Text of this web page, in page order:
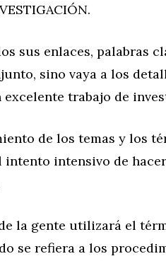
sus enlaces, palabras
sino vaya a los
excelente trabajo de
de los temas y los
intento intensivo de
la gente utilizará el
se refiera a los